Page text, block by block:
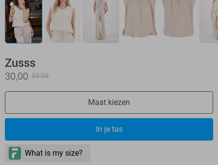
Zusss
30,00 59,99
Maat kiezen
In je tas